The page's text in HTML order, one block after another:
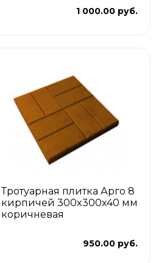
1 000.00 руб.
Тротуарная плитка Арго 8
кирпичей 300x300x40 мм
коричневая
950.00 руб.